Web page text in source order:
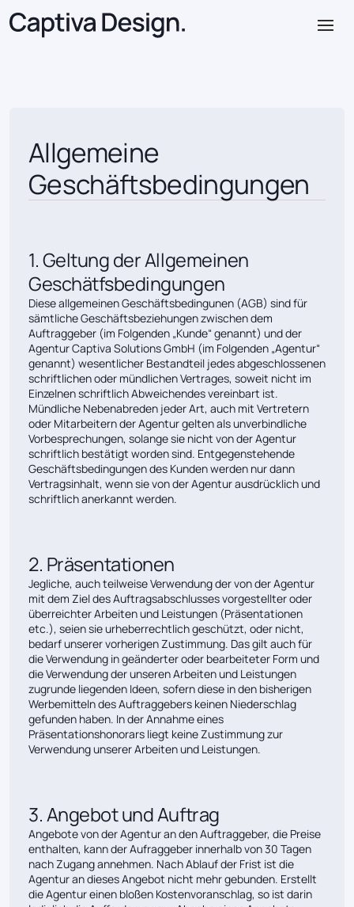
Allgemeine
Geschäftsbedingungen
1. Geltung der Allgemeinen
Geschätfsbedingungen
Diese allgemeinen Geschäftsbedingunen (AGB) sind für
sämtliche Geschäftsbeziehungen zwischen dem
Auftraggeber (im Folgenden „Kunde“ genannt) und der
Agentur Captiva Solutions GmbH (im Folgenden „Agentur“
genannt) wesentlicher Bestandteil jedes abgeschlossenen
schriftlichen oder mündlichen Vertrages, soweit nicht im
Einzelnen schriftlich Abweichendes vereinbart ist.
Mündliche Nebenabreden jeder Art, auch mit Vertretern
oder Mitarbeitern der Agentur gelten als unverbindliche
Vorbesprechungen, solange sie nicht von der Agentur
schriftlich bestätigt worden sind. Entgegenstehende
Geschäftsbedingungen des Kunden werden nur dann
Vertragsinhalt, wenn sie von der Agentur ausdrücklich und
schriftlich anerkannt werden.
2. Präsentationen
Jegliche, auch teilweise Verwendung der von der Agentur
mit dem Ziel des Auftragsabschlusses vorgestellter oder
überreichter Arbeiten und Leistungen (Präsentationen
etc.), seien sie urheberrechtlich geschützt, oder nicht,
bedarf unserer vorherigen Zustimmung. Das gilt auch für
die Verwendung in geänderter oder bearbeiteter Form und
die Verwendung der unseren Arbeiten und Leistungen
zugrunde liegenden Ideen, sofern diese in den bisherigen
Werbemitteln des Auftraggebers keinen Niederschlag
gefunden haben. In der Annahme eines
Präsentationshonorars liegt keine Zustimmung zur
Verwendung unserer Arbeiten und Leistungen.
3. Angebot und Auftrag
Angebote von der Agentur an den Auftraggeber, die Preise
enthalten, kann der Aufraggeber innerhalb von 30 Tagen
nach Zugang annehmen. Nach Ablauf der Frist ist die
Agentur an dieses Angebot nicht mehr gebunden. Erstellt
die Agentur einen bloßen Kostenvoranschlag, so ist darin